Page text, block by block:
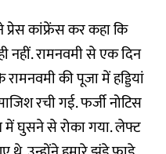
प्रेस कांफ्रेंस कर कहा कि
नहीं. रामनवमी से एक दिन
की पूजा में हड्डियां
रची गई. फर्जी नोटिस
में घुसने से रोका गया. लेफ्ट